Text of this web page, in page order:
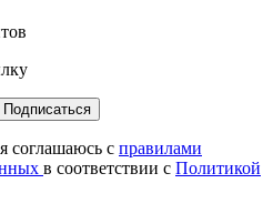
Подписаться
соглашаюсь с правилами
в соответствии с Политикой